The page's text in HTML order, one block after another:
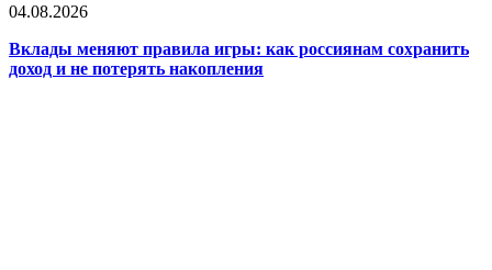
04.08.2026
Вклады меняют правила игры: как россиянам сохранить
доход и не потерять накопления